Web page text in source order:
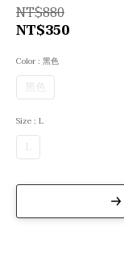
NT$880
NT$350
Color: 黑色
黑色
Size: L
L